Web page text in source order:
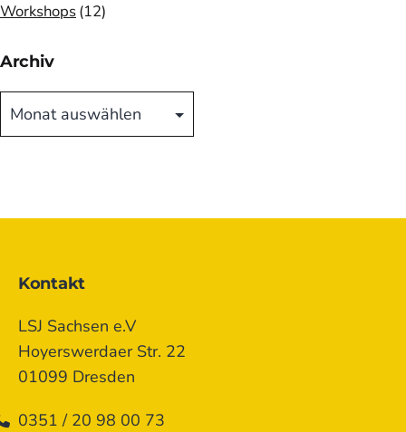
Workshops(12)
Archiv
Archiv
Kontakt
LSJ Sachsen e.V
Hoyerswerdaer Str. 22
01099 Dresden
0351 / 20 98 00 73